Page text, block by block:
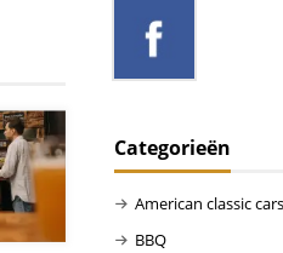
Categorieën
American classic cars
BBQ